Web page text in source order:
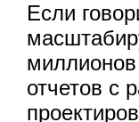
Если
отчетов с